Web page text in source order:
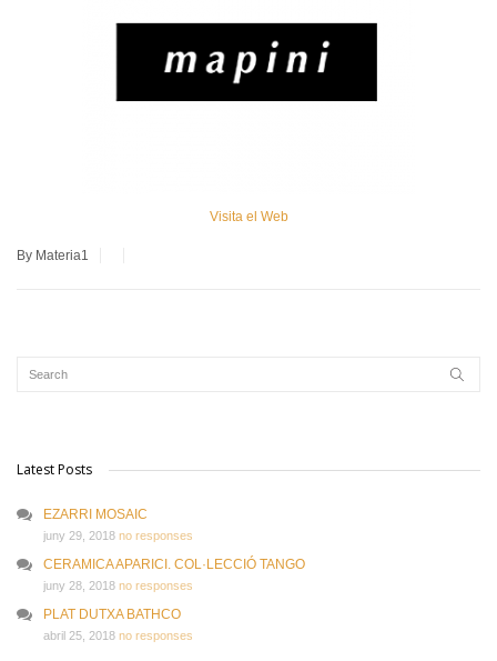
Visita el Web
By Materia1
Latest Posts
EZARRI MOSAIC
juny 29, 2018 no responses
CERAMICA APARICI. COL·LECCIÓ TANGO
juny 28, 2018 no responses
PLAT DUTXA BATHCO
abril 25, 2018 no responses